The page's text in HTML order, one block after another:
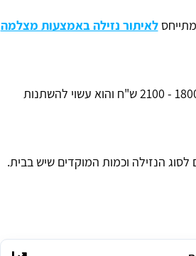
לאיתור נזילה באמצעות מצלמה
נע בין 1800 - 2100 ש"ח והוא עשוי להשתנות
הנזילה וכמות המוקדים שיש בבית.